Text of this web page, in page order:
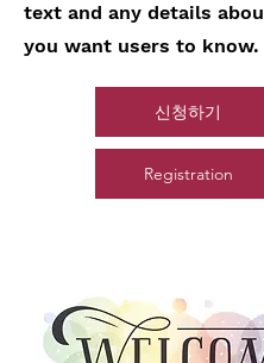
text and any details
you want users to know.
신청하기
Registration